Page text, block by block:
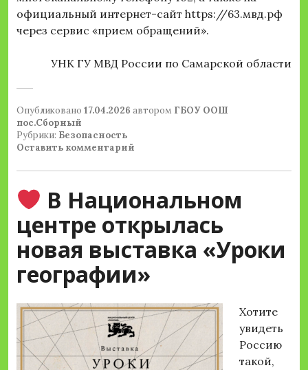
официальный интернет-сайт https://63.мвд.рф
через сервис «прием обращений».
УНК ГУ МВД России по Самарской области
Опубликовано 17.04.2026 автором ГБОУ ООШ
пос.Сборный
Рубрики: Безопасность
Оставить комментарий
В Национальном
центре открылась
новая выставка «Уроки
географии»
Хотите
увидеть
Россию
такой,